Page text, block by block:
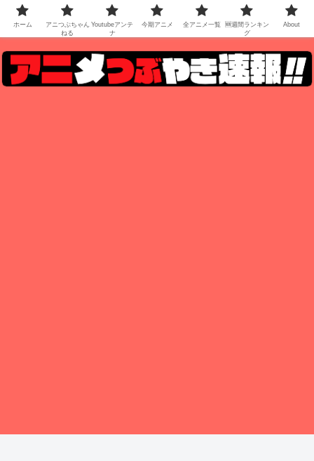
ホーム
アニつぶちゃん
ねる
Youtubeアンテ
ナ
今期アニメ 全アニメ一覧
🆕週間ランキン
グ
About